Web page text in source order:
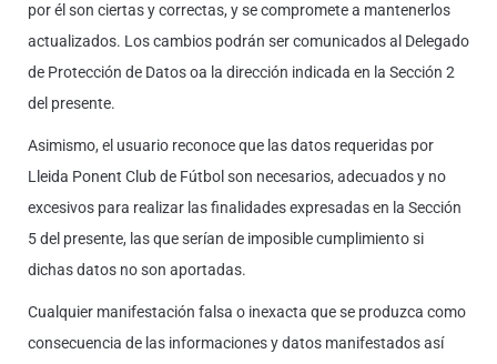
por él son ciertas y correctas, y se compromete a mantenerlos
actualizados. Los cambios podrán ser comunicados al Delegado
de Protección de Datos oa la dirección indicada en la Sección 2
del presente.
Asimismo, el usuario reconoce que las datos requeridas por
Lleida Ponent Club de Fútbol son necesarios, adecuados y no
excesivos para realizar las finalidades expresadas en la Sección
5 del presente, las que serían de imposible cumplimiento si
dichas datos no son aportadas.
Cualquier manifestación falsa o inexacta que se produzca como
consecuencia de las informaciones y datos manifestados así